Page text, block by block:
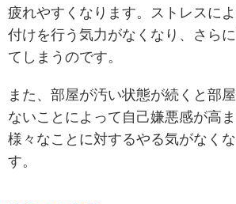
疲れやすくなります。ストレスに
付けを行う気力がなくなり、さら
てしまうのです。
また、部屋が汚い状態が続くと部
ないことによって自己嫌悪感が高
様々なことに対するやる気がなく
す。